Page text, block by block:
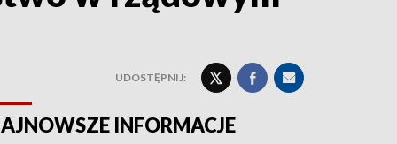
UDOSTĘPNIJ:
INFORMACJE